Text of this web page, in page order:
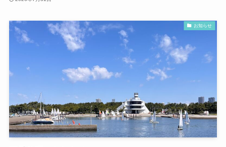
お知らせ